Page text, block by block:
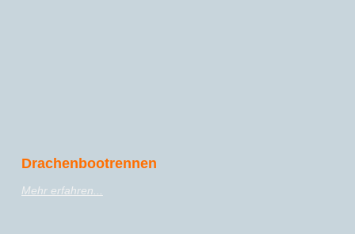
Drachenbootrennen
Mehr erfahren...